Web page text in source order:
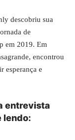
descobriu sua
de
em 2019. Em
encontrou
esperança e
entrevista
lendo: